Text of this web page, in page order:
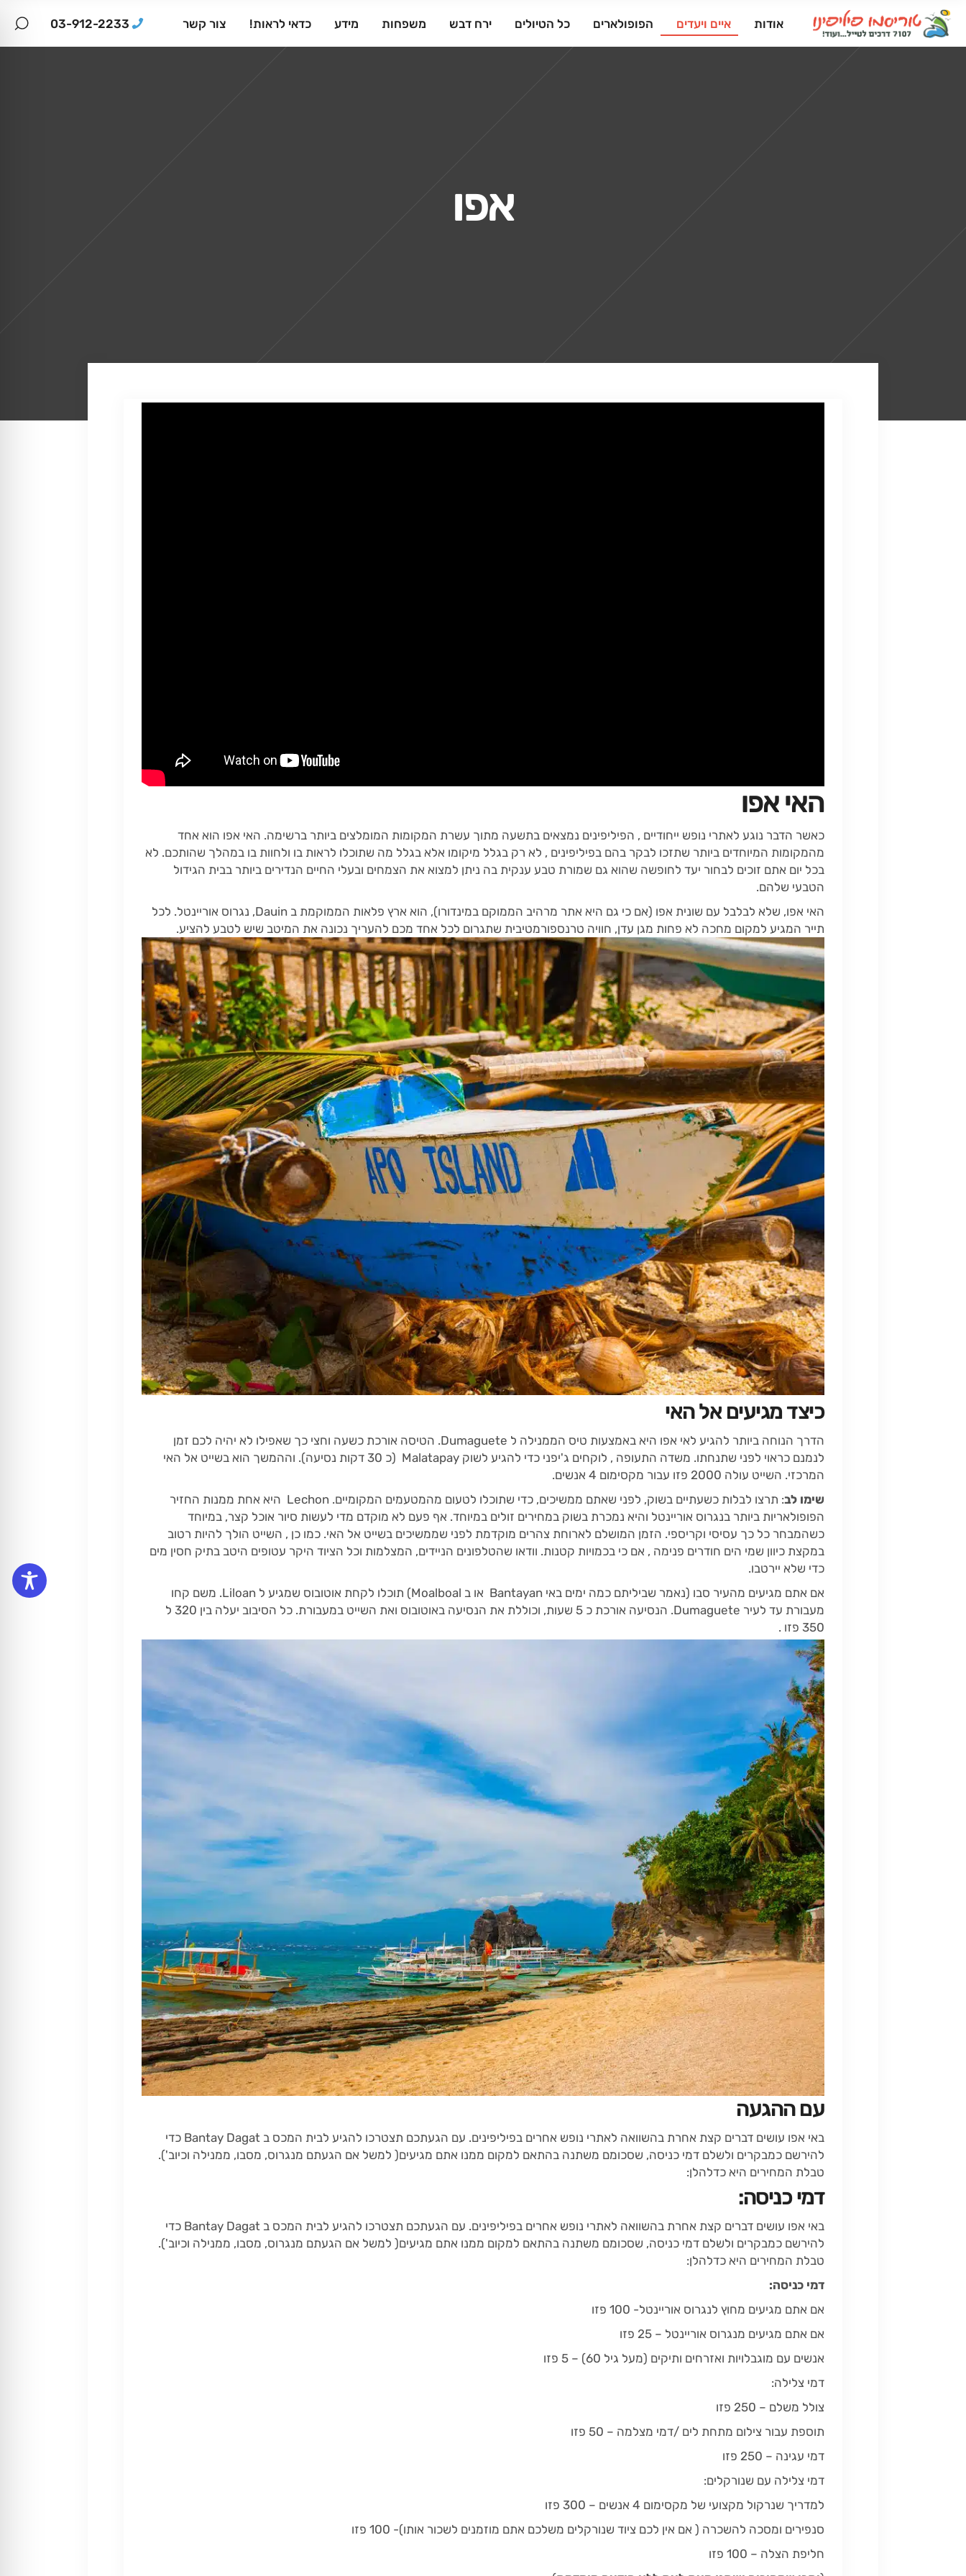
אודות איים ויעדים הפופולארים כל הטיולים ירח דבש משפחות מידע כדאי לראות! צור קשר 03-912-2233
אפו
האי אפו
כאשר הדבר נוגע לאתרי נופש ייחודיים , הפיליפינים נמצאים בתשעה מתוך עשרת המקומות המומלצים ביותר ברשימה. האי אפו הוא אחד
מהמקומות המיוחדים ביותר שתזכו לבקר בהם בפיליפינים , לא רק בגלל מיקומו אלא בגלל מה שתוכלו לראות בו ולחוות בו במהלך שהותכם. לא
בכל יום אתם זוכים לבחור יעד לחופשה שהוא גם שמורת טבע ענקית בה ניתן למצוא את הצמחים ובעלי החיים הנדירים ביותר בבית הגידול
הטבעי שלהם.
האי אפו, שלא לבלבל עם שונית אפו (אם כי גם היא אתר מרהיב הממוקם במינדורו), הוא ארץ פלאות הממוקמת ב Dauin, נגרוס אוריינטל. לכל
תייר המגיע למקום מחכה לא פחות מגן עדן, חוויה טרנספורמטיבית שתגרום לכל אחד מכם להעריך נכונה את המיטב שיש לטבע להציע.
כיצד מגיעים אל האי
הדרך הנוחה ביותר להגיע לאי אפו היא באמצעות טיס הממנילה ל Dumaguete. הטיסה אורכת כשעה וחצי כך שאפילו לא יהיה לכם זמן
לנמנם כראוי לפני שתנחתו. משדה התעופה , לוקחים ג'יפני כדי להגיע לשוק Malatapay (כ 30 דקות נסיעה). וההמשך הוא בשייט אל האי
המרכזי. השייט עולה 2000 פזו עבור מקסימום 4 אנשים.
שימו לב
: תרצו לבלות כשעתיים בשוק, לפני שאתם ממשיכים, כדי שתוכלו לטעום מהמטעמים המקומיים. Lechon היא אחת ממנות החזיר
הפופולאריות ביותר בנגרוס אוריינטל והיא נמכרת בשוק במחירים זולים במיוחד. אף פעם לא מוקדם מדי לעשות סיור אוכל קצר, במיוחד
כשהמבחר כל כך עסיסי וקריספי. הזמן המושלם לארוחת צהרים מוקדמת לפני שממשיכים בשייט אל האי. כמו כן , השייט הולך להיות רטוב
במקצת כיוון שמי הים חודרים פנימה , אם כי בכמויות קטנות. וודאו שהטלפונים הניידים, המצלמות וכל הציוד היקר עטופים היטב בתיק חסין מים
כדי שלא יירטבו.
אם אתם מגיעים מהעיר סבו (נאמר שביליתם כמה ימים באי Bantayan או ב Moalboal) תוכלו לקחת אוטובוס שמגיע ל Liloan. משם קחו
מעבורת עד לעיר Dumaguete. הנסיעה אורכת כ 5 שעות, וכוללת את הנסיעה באוטובוס ואת השייט במעבורת. כל הסיבוב יעלה בין 320 ל
350 פזו .
עם ההגעה
באי אפו עושים דברים קצת אחרת בהשוואה לאתרי נופש אחרים בפיליפינים. עם הגעתכם תצטרכו להגיע לבית המכס ב Bantay Dagat כדי
להירשם כמבקרים ולשלם דמי כניסה, שסכומם משתנה בהתאם למקום ממנו אתם מגיעים( למשל אם הגעתם מנגרוס, מסבו, ממנילה וכיוב').
טבלת המחירים היא כדלהלן:
דמי כניסה:
באי אפו עושים דברים קצת אחרת בהשוואה לאתרי נופש אחרים בפיליפינים. עם הגעתכם תצטרכו להגיע לבית המכס ב Bantay Dagat כדי
להירשם כמבקרים ולשלם דמי כניסה, שסכומם משתנה בהתאם למקום ממנו אתם מגיעים( למשל אם הגעתם מנגרוס, מסבו, ממנילה וכיוב').
טבלת המחירים היא כדלהלן:
דמי כניסה:
אם אתם מגיעים מחוץ לנגרוס אוריינטל- 100 פזו
אם אתם מגיעים מנגרוס אוריינטל – 25 פזו
אנשים עם מוגבלויות ואזרחים ותיקים (מעל גיל 60) – 5 פזו
דמי צלילה:
צולל משלם – 250 פזו
תוספת עבור צילום מתחת לים /דמי מצלמה – 50 פזו
דמי עגינה – 250 פזו
דמי צלילה עם שנורקלים:
למדריך שנרקול מקצועי של מקסימום 4 אנשים – 300 פזו
סנפירים ומסכה להשכרה ( אם אין לכם ציוד שנורקלים משלכם אתם מוזמנים לשכור אותו)- 100 פזו
חליפת הצלה – 100 פזו